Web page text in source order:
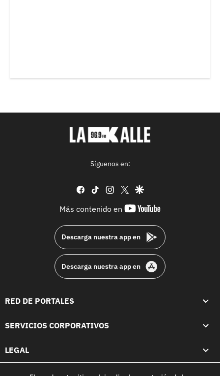
Síguenos en:
facebook
tiktok instagram
twittergoogle
Más contenido en
youtube-
Descarga nuestra app en
Descarga nuestra app en
RED DE PORTALES
SERVICIOS CORPORATIVOS
LEGAL